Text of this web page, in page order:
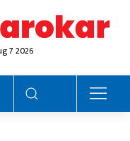
7 2026